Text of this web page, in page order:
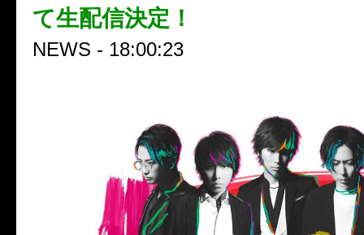
て生配信決定！
NEWS - 18:00:23